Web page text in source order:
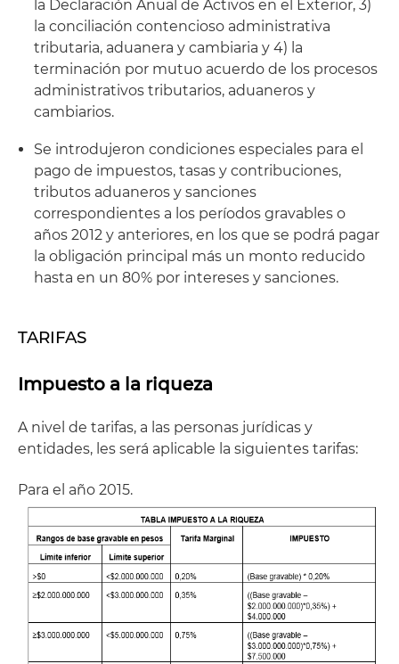
la Declaración Anual de Activos en el Exterior, 3)
la conciliación contencioso administrativa
tributaria, aduanera y cambiaria y 4) la
terminación por mutuo acuerdo de los procesos
administrativos tributarios, aduaneros y
cambiarios.
Se introdujeron condiciones especiales para el
pago de impuestos, tasas y contribuciones,
tributos aduaneros y sanciones
correspondientes a los períodos gravables o
años 2012 y anteriores, en los que se podrá pagar
la obligación principal más un monto reducido
hasta en un 80% por intereses y sanciones.
TARIFAS
Impuesto a la riqueza
A nivel de tarifas, a las personas jurídicas y
entidades, les será aplicable la siguientes tarifas:
Para el año 2015.